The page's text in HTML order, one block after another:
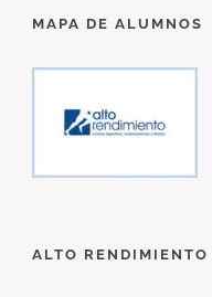
MAPA DE ALUMNOS
ALTO RENDIMIENTO